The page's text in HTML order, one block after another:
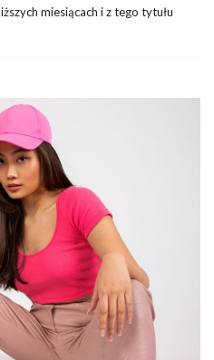
miesiącach i z tego tytułu
dzieje. Zapraszam!
na wiosnę – co
roku?
mniej przywiązana jest do
na total look w kolorze
i pomarańcze, a jeszcze inne